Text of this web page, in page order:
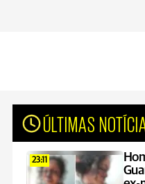
ÚLTIMAS
23:11